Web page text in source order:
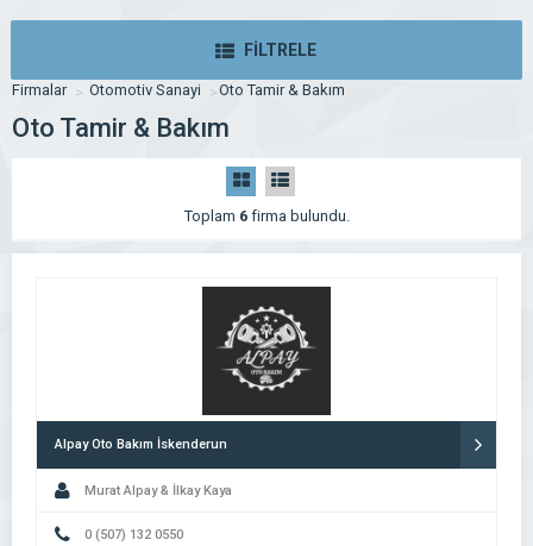
FİLTRELE
Firmalar Otomotiv Sanayi Oto Tamir & Bakım
Oto Tamir & Bakım
Toplam 6firma bulundu.
Alpay Oto Bakım İskenderun
Murat Alpay & İlkay Kaya
0 (507) 132 0550